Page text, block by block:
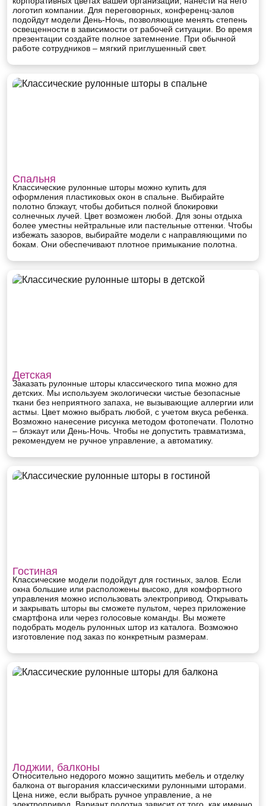
логотип компании. Для переговорных, конференц-залов
подойдут модели День-Ночь, позволяющие менять степень
освещенности в зависимости от рабочей ситуации. Во время
презентации создайте полное затемнение. При обычной
работе сотрудников – мягкий приглушенный свет.
Спальня
Классические рулонные шторы можно купить для
оформления пластиковых окон в спальне. Выбирайте
полотно блэкаут, чтобы добиться полной блокировки
солнечных лучей. Цвет возможен любой. Для зоны отдыха
более уместны нейтральные или пастельные оттенки. Чтобы
избежать зазоров, выбирайте модели с направляющими по
бокам. Они обеспечивают плотное примыкание полотна.
Детская
Заказать рулонные шторы классического типа можно для
детских. Мы используем экологически чистые безопасные
ткани без неприятного запаха, не вызывающие аллергии или
астмы. Цвет можно выбрать любой, с учетом вкуса ребенка.
Возможно нанесение рисунка методом фотопечати. Полотно
– блэкаут или День-Ночь. Чтобы не допустить травматизма,
рекомендуем не ручное управление, а автоматику.
Гостиная
Классические модели подойдут для гостиных, залов. Если
окна большие или расположены высоко, для комфортного
управления можно использовать электропривод. Открывать
и закрывать шторы вы сможете пультом, через приложение
смартфона или через голосовые команды. Вы можете
подобрать модель рулонных штор из каталога. Возможно
изготовление под заказ по конкретным размерам.
Лоджии, балконы
Относительно недорого можно защитить мебель и отделку
балкона от выгорания классическими рулонными шторами.
Цена ниже, если выбрать ручное управление, а не
электропривод. Вариант полотна зависит от того, как именно